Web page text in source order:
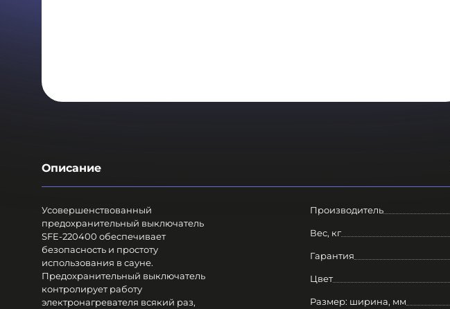
Описание
Усовершенствованный
предохранительный выключатель
SFE-220400 обеспечивает
безопасность и простоту
использования в сауне.
Предохранительный выключатель
контролирует работу
электронагревателя всякий раз,
Производитель
Вес, кг
Гарантия
Цвет
Размер: ширина, мм